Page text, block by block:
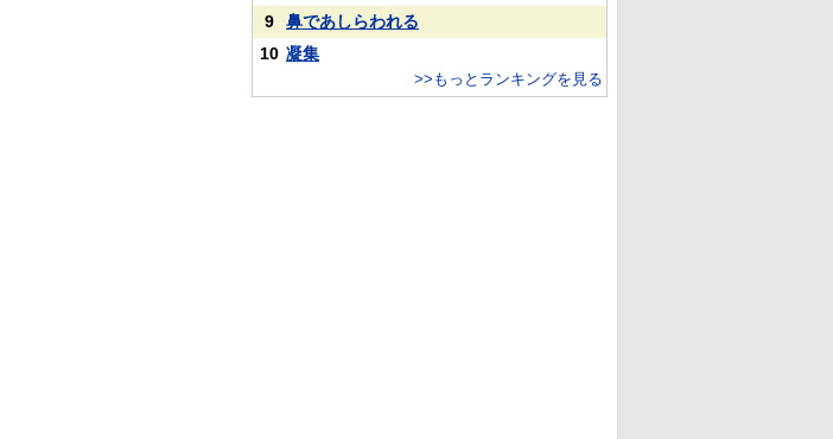
9
鼻であしらわれる
10 凝集
>>もっとランキングを見る